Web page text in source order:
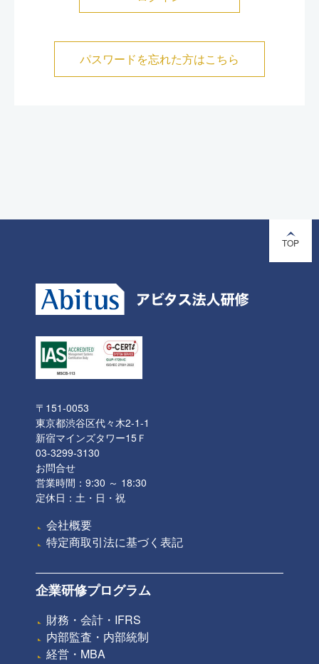
パスワードを忘れた方はこちら
TOP
〒151-0053
東京都渋谷区代々木2-1-1
新宿マインズタワー15Ｆ
03-3299-3130
お問合せ
営業時間：9:30 ～ 18:30
定休日：土・日・祝
会社概要
特定商取引法に基づく表記
企業研修プログラム
財務・会計・IFRS
内部監査・内部統制
経営・MBA